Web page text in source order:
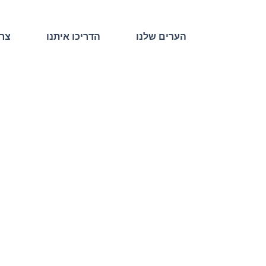
הערים שלנו הדריכו איתנו